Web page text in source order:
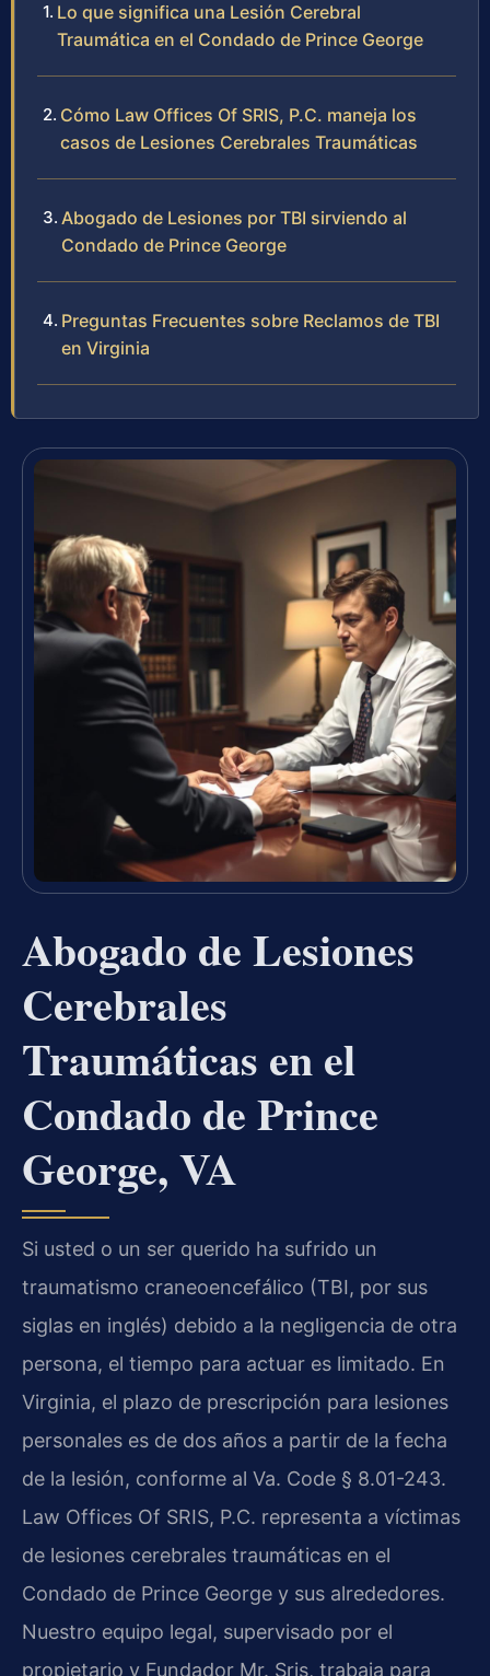
Lo que significa una Lesión Cerebral
Traumática en el Condado de Prince George
Cómo Law Offices Of SRIS, P.C. maneja los
casos de Lesiones Cerebrales Traumáticas
Abogado de Lesiones por TBI sirviendo al
Condado de Prince George
Preguntas Frecuentes sobre Reclamos de TBI
en Virginia
Abogado de Lesiones
Cerebrales
Traumáticas en el
Condado de Prince
George, VA
Si usted o un ser querido ha sufrido un
traumatismo craneoencefálico (TBI, por sus
siglas en inglés) debido a la negligencia de otra
persona, el tiempo para actuar es limitado. En
Virginia, el plazo de prescripción para lesiones
personales es de dos años a partir de la fecha
de la lesión, conforme al Va. Code § 8.01-243.
Law Offices Of SRIS, P.C. representa a víctimas
de lesiones cerebrales traumáticas en el
Condado de Prince George y sus alrededores.
Nuestro equipo legal, supervisado por el
propietario y Fundador Mr. Sris, trabaja para